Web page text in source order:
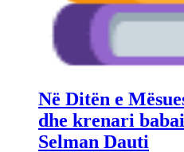
Në Ditën e
dhe krenari
Selman Dauti